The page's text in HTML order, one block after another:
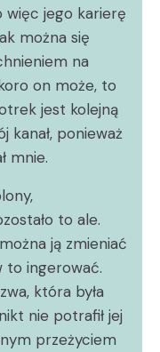
więc jego karierę
można się
na
on może, to
jest kolejną
kanał, ponieważ
mnie.
to ale.
ją zmieniać
to ingerować.
która była
nie potrafił jej
przeżyciem